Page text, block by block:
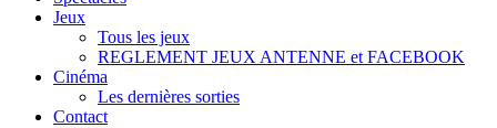
Jeux
Tous les jeux
REGLEMENT JEUX ANTENNE et FACEBOOK
Cinéma
Les dernières sorties
Contact